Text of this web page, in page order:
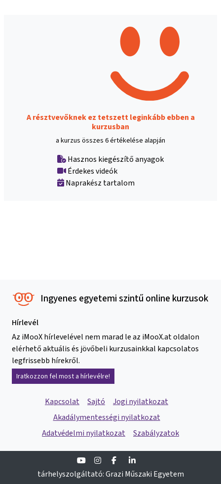
A résztvevőknek ez tetszett leginkább ebben a
kurzusban
a kurzus összes 6 értékelése alapján
Hasznos kiegészítő anyagok
Érdekes videók
Naprakész tartalom
Ingyenes egyetemi szintű online kurzusok
Hírlevél
Az iMooX hírlevelével nem marad le az iMooX.at oldalon
elérhető aktuális és jövőbeli kurzusainkkal kapcsolatos
legfrissebb hírekről.
Iratkozzon fel most a hírlevélre!
Kapcsolat Sajtó
Jogi nyilatkozat
Akadálymentességi nyilatkozat
Adatvédelmi nyilatkozat
Szabályzatok
YoutubeInstagramFacebook
tárhelyszolgáltató: Grazi Műszaki Egyetem